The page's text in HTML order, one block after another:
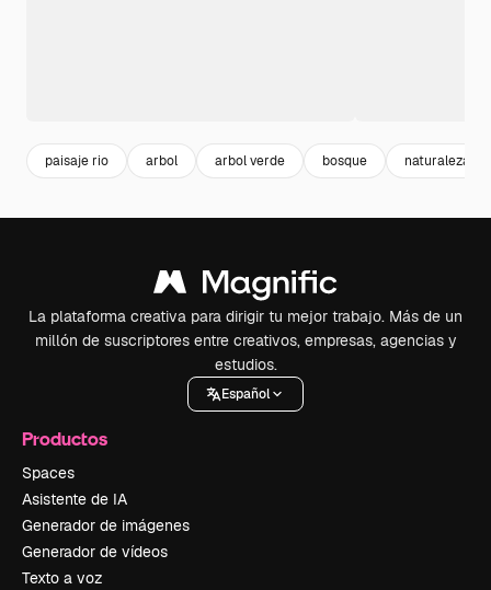
paisaje rio arbol arbol verde bosque naturaleza
La plataforma creativa para dirigir tu mejor trabajo. Más de un
millón de suscriptores entre creativos, empresas, agencias y
estudios.
Español
Productos
Spaces
Asistente de IA
Generador de imágenes
Generador de vídeos
Texto a voz